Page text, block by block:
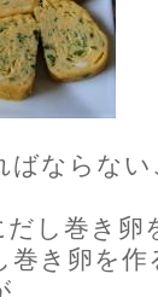
ばならな
だし巻き卵
巻き卵を